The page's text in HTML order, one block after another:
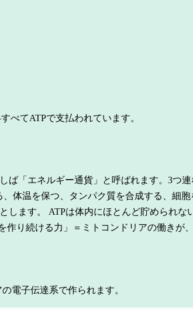
てATPで支払われています。
「エネルギー通貨」と呼ばれます。3つ
、体温を保つ、タンパク質を合成する、
します。
ATPは体内にほとんど貯められな
り続ける力」＝ミトコンドリアの働きが
電子伝達系で作られます。